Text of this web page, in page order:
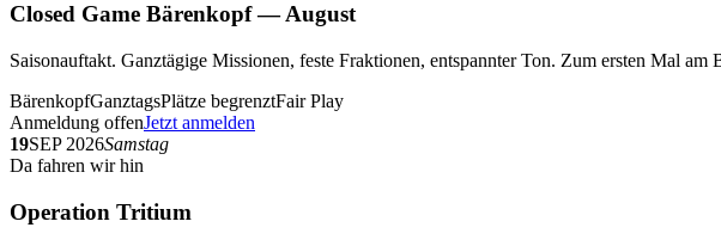
Closed Game Bärenkopf — August
Saisonauftakt. Ganztägige Missionen, feste Fraktionen, entspannter Ton. Zum ersten Mal
BärenkopfGanztagsPlätze begrenztFair Play
Anmeldung offenJetzt anmelden
19SEP 2026Samstag
Da fahren wir hin
Operation Tritium